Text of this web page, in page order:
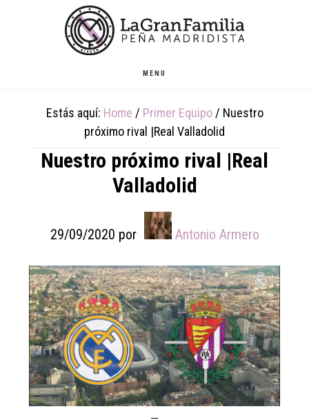
MENU
Estás aquí: Home / Primer Equipo / Nuestro
próximo rival |Real Valladolid
Nuestro próximo rival |Real
Valladolid
29/09/2020 por Antonio Armero